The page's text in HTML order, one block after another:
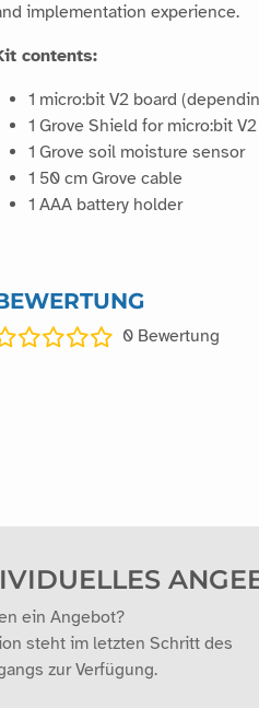
implementation experience.
contents:
1 micro:bit V2 board
1 Grove Shield for micro:bit V2
1 Grove soil moisture sensor
1 50 cm Grove cable
1 AAA battery holder
0 Bewertung
ein Angebot?
steht im letzten Schritt des
zur Verfügung.